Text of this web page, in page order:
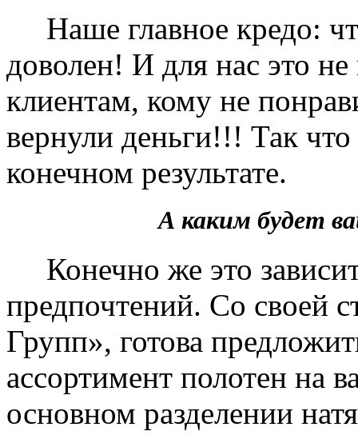
Наше главное кредо:
доволен! И для нас это
клиентам, кому не
вернули деньги!!! Так
конечном результате.
А каким будет
Конечно же это
предпочтений. Со своей
Групп», готова
ассортимент полотен на
основном разделении